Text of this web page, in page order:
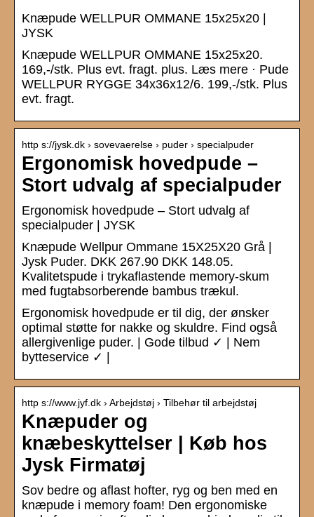
Knæpude WELLPUR OMMANE 15x25x20 |
JYSK
Knæpude WELLPUR OMMANE 15x25x20.
169,-/stk. Plus evt. fragt. plus. Læs mere · Pude
WELLPUR RYGGE 34x36x12/6. 199,-/stk. Plus
evt. fragt.
http s://jysk.dk › sovevaerelse › puder › specialpuder
Ergonomisk hovedpude –
Stort udvalg af specialpuder
Ergonomisk hovedpude – Stort udvalg af
specialpuder | JYSK
Knæpude Wellpur Ommane 15X25X20 Grå |
Jysk Puder. DKK 267.90 DKK 148.05.
Kvalitetspude i trykaflastende memory-skum
med fugtabsorberende bambus trækul.
Ergonomisk hovedpude er til dig, der ønsker
optimal støtte for nakke og skuldre. Find også
allergivenlige puder. | Gode tilbud ✓ | Nem
bytteservice ✓ |
http s://www.jyf.dk › Arbejdstøj › Tilbehør til arbejdstøj
Knæpuder og
knæbeskyttelser | Køb hos
Jysk Firmatøj
Sov bedre og aflast hofter, ryg og ben med en
knæpude i memory foam! Den ergonomiske